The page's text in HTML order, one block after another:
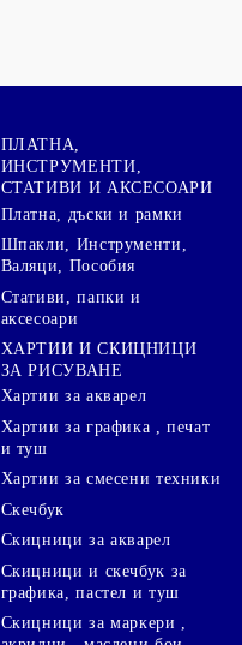
ПЛАТНА,
ИНСТРУМЕНТИ,
СТАТИВИ И АКСЕСОАРИ
Платна, дъски и рамки
Шпакли, Инструменти,
Валяци, Пособия
Стативи, папки и
аксесоари
ХАРТИИ И СКИЦНИЦИ
ЗА РИСУВАНЕ
Хартии за акварел
Хартии за графика , печат
и туш
Хартии за смесени техники
Скечбук
Скицници за акварел
Скицници и скечбук за
графика, пастел и туш
Скицници за маркери ,